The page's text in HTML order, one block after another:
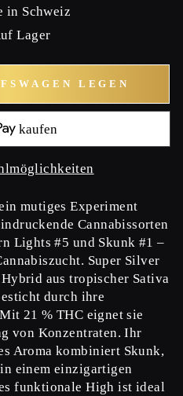
in Schweiz
Lager
LEGEN
mutiges Experiment
Cannabissorten
Lights #5 und Skunk #1 –
Super Silver
aus tropischer Sativa
durch ihre
21 % THC eignet sie
von Konzentraten. Ihr
Aroma kombiniert Skunk,
einem einzigartigen
funktionale High ist ideal